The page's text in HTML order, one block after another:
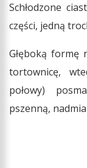
Schłodzone
części, jedną
Głęboką
tortownicę,
połowy)
pszenną,